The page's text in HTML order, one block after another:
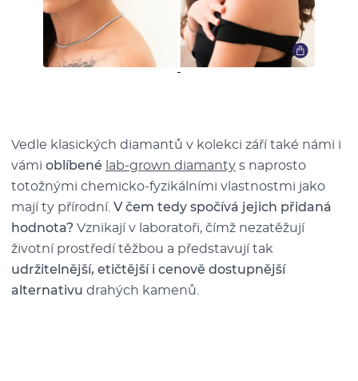
Vedle klasických diamantů v kolekci září také námi i
vámi oblíbené lab-grown diamanty s naprosto
totožnými chemicko-fyzikálními vlastnostmi jako
mají ty přírodní. V čem tedy spočívá jejich přidaná
hodnota? Vznikají v laboratoři, čímž nezatěžují
životní prostředí těžbou a představují tak
udržitelnější, etičtější i cenově dostupnější
alternativu drahých kamenů.